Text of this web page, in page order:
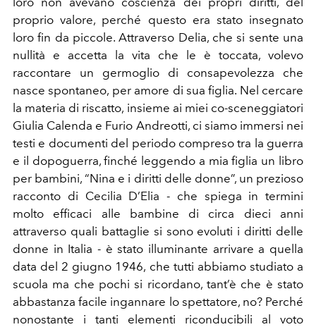
proprio valore, perché questo era stato insegnato
loro fin da piccole. Attraverso Delia, che si sente una
nullità e accetta la vita che le è toccata, volevo
raccontare un germoglio di consapevolezza che
nasce spontaneo, per amore di sua figlia. Nel cercare
la materia di riscatto, insieme ai miei co-sceneggiatori
Giulia Calenda e Furio Andreotti, ci siamo immersi nei
testi e documenti del periodo compreso tra la guerra
e il dopoguerra, finché leggendo a mia figlia un libro
per bambini, “Nina e i diritti delle donne”, un prezioso
racconto di Cecilia D’Elia - che spiega in termini
molto efficaci alle bambine di circa dieci anni
attraverso quali battaglie si sono evoluti i diritti delle
donne in Italia - è stato illuminante arrivare a quella
data del 2 giugno 1946, che tutti abbiamo studiato a
scuola ma che pochi si ricordano, tant’è che è stato
abbastanza facile ingannare lo spettatore, no? Perché
nonostante i tanti elementi riconducibili al voto